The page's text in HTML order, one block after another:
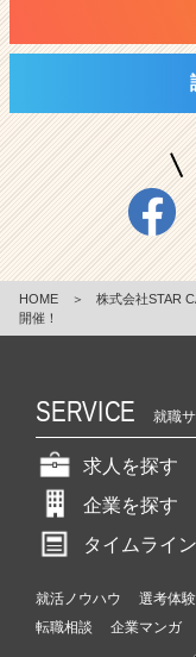
HOME ＞ 株式会社STAR
開催！
SERVICE 就職
求人を探す
企業を探す
タイムライン
就活ノウハウ 選考体
転職相談
企業マンガ